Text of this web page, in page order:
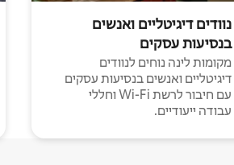
נוודים דיגיטליים ואנשים
בנסיעות עסקים
מקומות לינה נוחים לנוודים
דיגיטליים ואנשים בנסיעות עסקים
עם חיבור לרשת Wi-Fi וחללי
עבודה ייעודיים.